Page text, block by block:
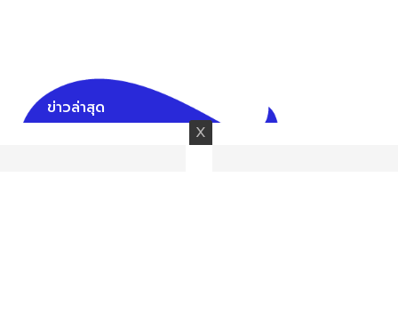
ข่าวล่าสุด